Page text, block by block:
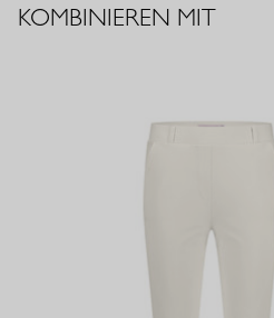
KOMBINIEREN MIT